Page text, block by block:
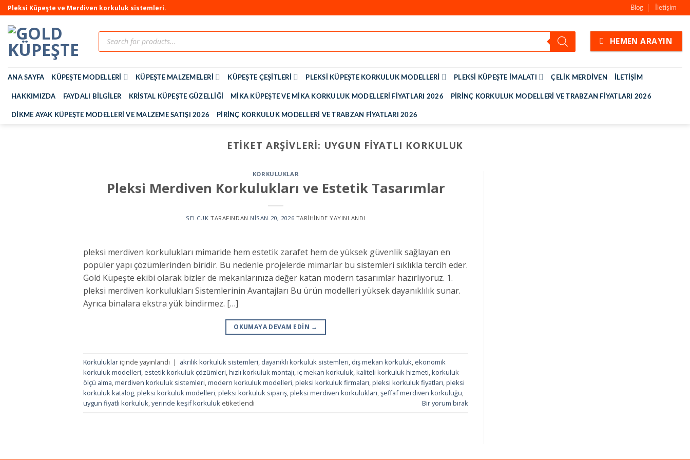
Pleksi Küpeşte ve Merdiven korkuluk sistemleri. Blog İletişim
HEMEN ARAYIN
ANA SAYFA KÜPEŞTE MODELLERI KÜPEŞTE MALZEMELERI KÜPEŞTE ÇEŞITLERI PLEKSI KÜPEŞTE KORKULUK MODELLERI PLEKSI KÜPEŞTE İMALATI ÇELIK MERDIVEN İLETIŞIM
HAKKIMIZDA FAYDALI BILGILER KRISTAL KÜPEŞTE GÜZELLIĞI MIKA KÜPEŞTE VE MIKA KORKULUK MODELLERI FIYATLARI 2026 PIRINÇ KORKULUK MODELLERI VE TRABZAN FIYATLARI 2026
DIKME AYAK KÜPEŞTE MODELLERI VE MALZEME SATIŞI 2026 PIRINÇ KORKULUK MODELLERI VE TRABZAN FIYATLARI 2026
ETIKET ARŞIVLERI: UYGUN FIYATLI KORKULUK
KORKULUKLAR
Pleksi Merdiven Korkulukları ve Estetik Tasarımlar
SELCUK TARAFINDAN NISAN 20, 2026 TARIHINDE YAYINLANDI
pleksi merdiven korkulukları mimaride hem estetik zarafet hem de yüksek güvenlik sağlayan en
popüler yapı çözümlerinden biridir. Bu nedenle projelerde mimarlar bu sistemleri sıklıkla tercih eder.
Gold Küpeşte ekibi olarak bizler de mekanlarınıza değer katan modern tasarımlar hazırlıyoruz. 1.
pleksi merdiven korkulukları Sistemlerinin Avantajları Bu ürün modelleri yüksek dayanıklılık sunar.
Ayrıca binalara ekstra yük bindirmez. […]
OKUMAYA DEVAM EDIN →
Korkuluklar içinde yayınlandı | akrilik korkuluk sistemleri, dayanıklı korkuluk sistemleri, dış mekan korkuluk, ekonomik
korkuluk modelleri, estetik korkuluk çözümleri,hızlı korkuluk montajı,iç mekan korkuluk,kaliteli korkuluk hizmeti,korkuluk
ölçü alma,merdiven korkuluk sistemleri,modern korkuluk modelleri,pleksi korkuluk firmaları,pleksi korkuluk fiyatları,pleksi
korkuluk katalog,pleksi korkuluk modelleri,pleksi korkuluk sipariş,pleksi merdiven korkulukları,şeffaf merdiven korkuluğu,
uygun fiyatlı korkuluk,yerinde keşif korkuluk etiketlendi Bir yorum bırak